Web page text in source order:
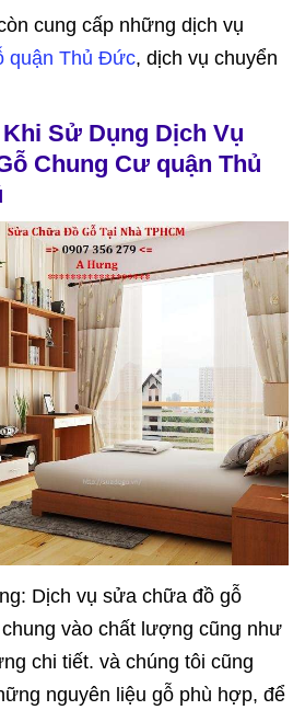
cung cấp những dịch vụ
quận Thủ Đức, dịch vụ chuyển
Sử Dụng Dịch Vụ
Chung Cư quận Thủ
Dịch vụ sửa chữa đồ gỗ
vào chất lượng cũng như
chi tiết. và chúng tôi cũng
nguyên liệu gỗ phù hợp, để